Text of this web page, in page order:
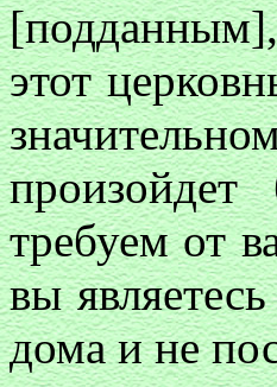
[подданным],
этот
требуем от
вы
дома и не